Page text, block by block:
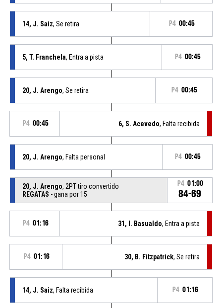
14, J. Saiz, Se retira P4 00:45
5, T. Franchela, Entra a pista P4 00:45
20, J. Arengo, Se retira P4 00:45
P4 00:45 6, S. Acevedo, Falta recibida
20, J. Arengo, Falta personal P4 00:45
20, J. Arengo, 2PT tiro convertido
REGATAS - gana por 15
P4 01:00
84-69
P4 01:16 31, I. Basualdo, Entra a pista
P4 01:16 30, B. Fitzpatrick, Se retira
14, J. Saiz, Falta recibida P4 01:16